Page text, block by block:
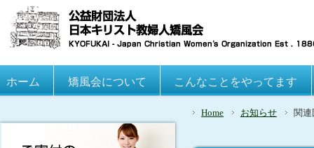
Skip to primary content
Skip to secondary content
ホーム 矯風会について こんなことをやってます
Home お知らせ 関